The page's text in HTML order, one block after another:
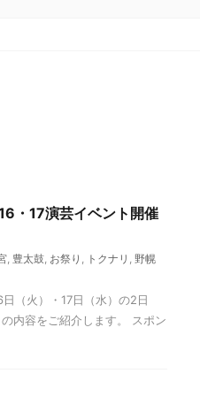
・17演芸イベント開催
, 豊太鼓, お祭り , トクナリ , 野幌
（火）・17日（水）の2日
内容をご紹介します。 スポン